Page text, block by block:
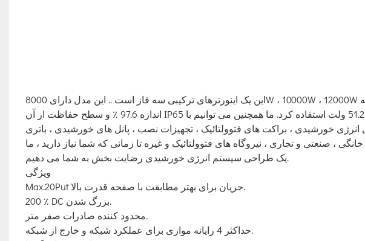
این یک اینورترهای ترکیبی سه فاز است .. این مدل دارای 8000W ، 10000W ، 12000W مدل اینورترهای خورشیدی است. راندمان تبدیل آن به
اندازه 97.6 ٪ و سطح حفاظت از آن IP65 است. از آن می توان با باتری های لیتیوم 48 ولت ، 51.2 ولت استفاده کرد. ما همچنین می توانیم با
خورشیدی ، براکت های فتوولتائیک ، تجهیزات نصب ، پانل های خورشیدی ، باتری
، صنعتی و تجاری ، نیروگاه های فتوولتائیک و غیره تا زمانی که شما نیاز دارید ، ما
یک طراحی سیستم انرژی خورشیدی رضایت بخش به شما می دهیم.
ویژگی
Max.20Put جریان برای بهتر مطابقت با صفحه قدرت بالا.
200 ٪ DC بزرگ شدن.
محدود کننده صادرات صفر متر.
حداکثر 4 رایانه موازی برای عملکرد شبکه و خارج از شبکه.